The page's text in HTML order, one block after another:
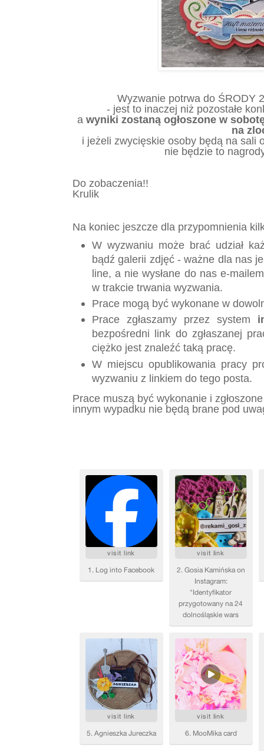
Wyzwanie potrwa do ŚRODY
- jest to inaczej niż pozostałe
awyniki zostaną ogłoszone w
na
i jeżeli zwycięskie osoby będą na sali
nie będzie to
Do zobaczenia!!
Krulik
Na koniec jeszcze dla przypomnienia
W wyzwaniu może brać udział
bądź galerii zdjęć - ważne dla nas
line, a nie wysłane do nas e-
w trakcie trwania wyzwania.
Prace mogą być wykonane w
Prace zgłaszamy przez system
bezpośredni link do zgłaszanej
ciężko jest znaleźć taką pracę.
W miejscu opublikowania pracy
wyzwaniu z linkiem do tego posta.
Prace muszą być wykonanie i
innym wypadku nie będą brane pod